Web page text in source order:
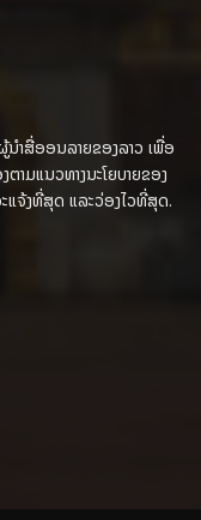
ນຳສື່ອອນລາຍຂອງລາວ ເພື່ອ
າມແນວທາງນະໂຍບາຍຂອງ
ຈ້ງທີ່ສຸດ ແລະວ່ອງໄວທີ່ສຸດ.